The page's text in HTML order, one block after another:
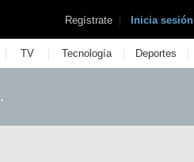
Regístrate | Inicia sesión
| TV | Tecnología | Deportes |
.